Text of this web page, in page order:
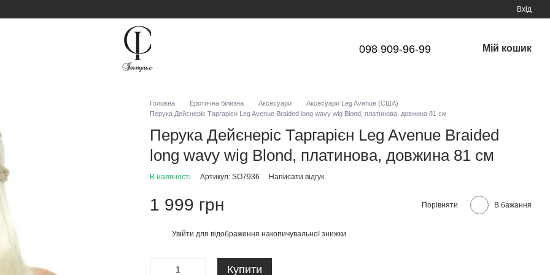
Вхід
098 909-96-99 Мій кошик
Головна Еротична білизна Аксесуари
Аксесуари Leg Avenue (США)
Перука Дейєнеріс Таргарієн Leg Avenue Braided long wavy wig Blond, платинова, довжина 81 см
Перука Дейєнеріс Таргарієн Leg Avenue Braided
long wavy wig Blond, платинова, довжина 81 см
В наявності Артикул: SO7936 Написати відгук
1 999 грн Порівняти В бажання
Увійти для відображення накопичувальної знижки
Купити